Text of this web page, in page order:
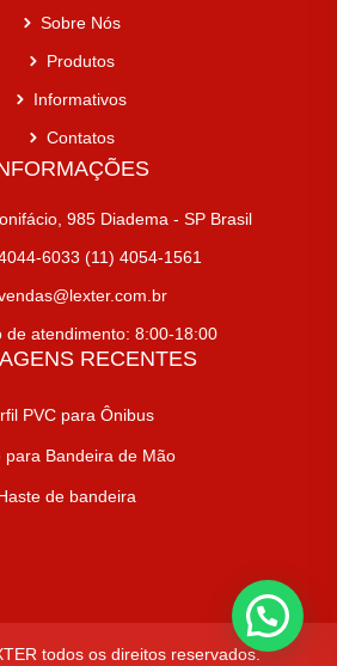
Sobre Nós
Produtos
Informativos
Contatos
985 Diadema - SP Brasil
6033 (11) 4054-1561
de atendimento: 8:00-18:00
RECENTES
PVC para Ônibus
para Bandeira de Mão
de bandeira
todos os direitos reservados.